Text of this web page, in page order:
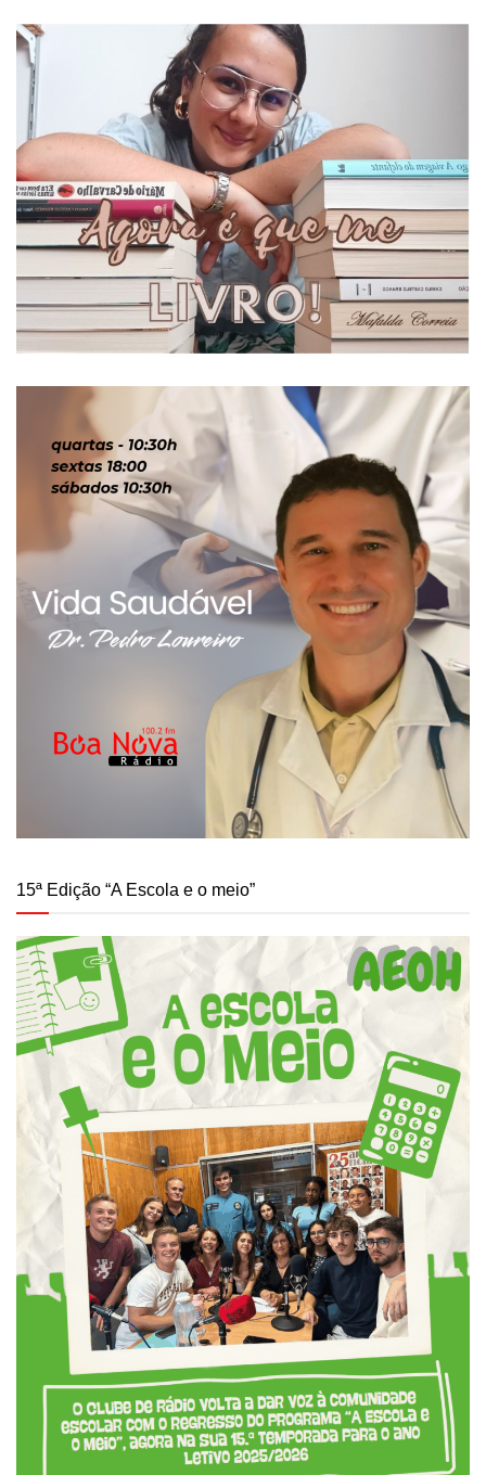
15ª Edição “A Escola e o meio”